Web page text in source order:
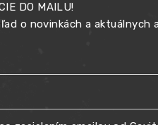
DO MAILU!
o novinkách a aktuálnych